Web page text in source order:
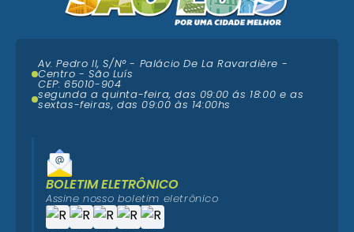
Av. Pedro II, S/N° - Palácio De La Ravardière -
Centro - São Luís
CEP: 65010-904
segunda a quinta-feira, das 09:00 ás 18:00 e as
sextas-feiras, das 09:00 às 14:00hs
BOLETIM ELETRÔNICO
Assine nosso boletim eletrônico